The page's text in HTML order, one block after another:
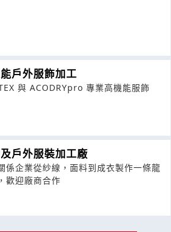
戶外服飾加工
與 ACODRYpro 專業高機能服飾
戶外服裝加工廠
係企業從紗線，面料到成衣製作一條龍
歡迎廠商合作